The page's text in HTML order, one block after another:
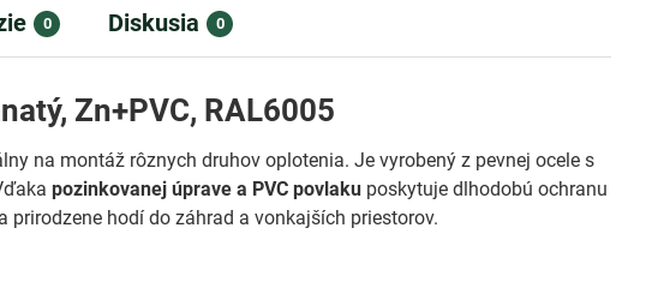
0 Diskusia 0
Zn+PVC, RAL6005
na montáž rôznych druhov oplotenia. Je vyrobený z pevnej ocele s
pozinkovanej úprave a PVC povlaku poskytuje dlhodobú ochranu
prirodzene hodí do záhrad a vonkajších priestorov.